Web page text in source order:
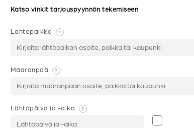
Katso vinkit tarjouspyynnön tekemiseen
Lähtöpaikka ?
Määränpää ?
Lähtöpäivä ja -aika ?